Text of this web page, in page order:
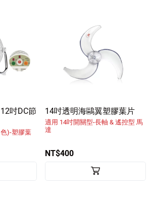
吋DC節
)-塑膠葉
14吋透明海鷗翼塑膠葉片
適用 14吋開關型-長軸 & 遙控型 馬
達
NT$400